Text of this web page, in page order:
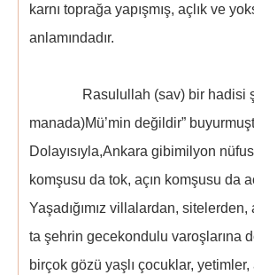
karnı toprağa yapışmış, açlık ve
anlamındadır.
Rasulullah (sav) bir hadisi
manada)Mü’min değildir”
Dolayısıyla,Ankara gibimilyon
komşusu da tok, açın komşusu da
Yaşadığımız villalardan,
ta şehrin gecekondulu varoşlarına
birçok gözü yaşlı çocuklar,